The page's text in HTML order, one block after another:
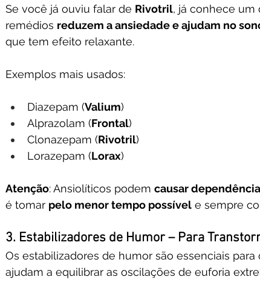
Se você já ouviu falar de Rivotril, já conhece um
remédios reduzem a ansiedade e ajudam no
que tem efeito relaxante.
Exemplos mais usados:
Diazepam (Valium)
Alprazolam (Frontal)
Clonazepam (Rivotril)
Lorazepam (Lorax)
Atenção: Ansiolíticos podem causar dependência
é tomar pelo menor tempo possível e sempre
3. Estabilizadores de Humor – Para
Os estabilizadores de humor são essenciais
ajudam a equilibrar as oscilações de euforia